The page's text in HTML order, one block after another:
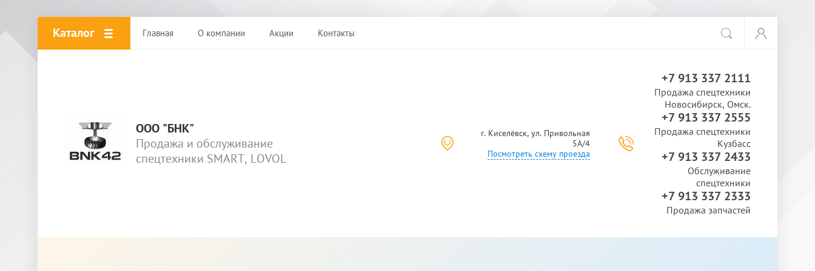
Каталог Главная О компании Акции Контакты
ООО "БНК"
Продажа и обслуживание
спецтехники SMART, LOVOL
г. Киселёвск, ул. Привольная
5А/4
Посмотреть схему проезда
+7 913 337 2111
Продажа спецтехники
Новосибирск, Омск.
+7 913 337 2555
Продажа спецтехники
Кузбасс
+7 913 337 2433
Обслуживание
спецтехники
+7 913 337 2333
Продажа запчастей